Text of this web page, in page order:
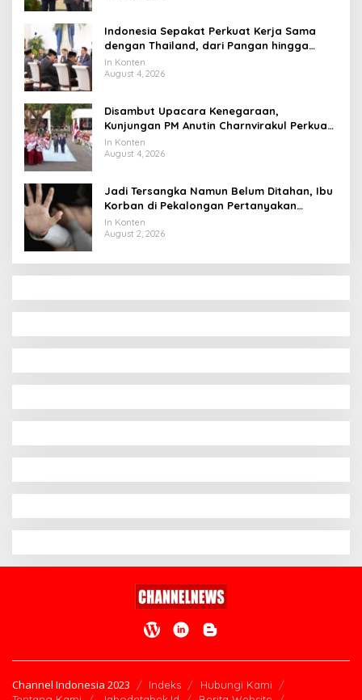
Indonesia Sepakat Perkuat Kerja Sama
dengan Thailand, dari Pangan hingga
Ekonomi Digital
In Konten
August 4, 2026
Disambut Upacara Kenegaraan,
Kunjungan PM Anutin Charnvirakul Perkuat
Hubungan Indonesia-Thailand
In Konten
August 4, 2026
Jadi Tersangka Namun Belum Ditahan, Ibu
Korban di Pekalongan Pertanyakan
Keseriusan Polisi Tangani Kasus Rudapksa
Sampai Anaknya Hamil
In Konten
August 2, 2026
Channel Indonesia 2023 Indeks
Hubungi Kami